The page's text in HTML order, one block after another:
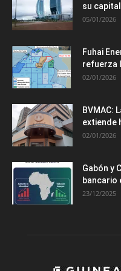
su
05/01/2026
Fuhai
refuerza
02/01/2026
BVMAC:
extiende
02/01/2026
Gabón y
bancario
23/12/2025